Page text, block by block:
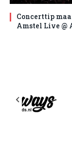
Concerttip
Amstel Live @